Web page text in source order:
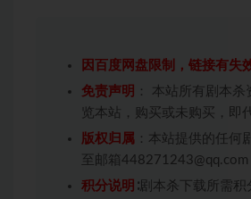
因百度网盘限制，链接有失
免责声明 ： 本站所有剧本
览本站，购买或未购买，即
版权归属 ：本站提供的任何
至邮箱
积分说明 ∶剧本杀下载所需